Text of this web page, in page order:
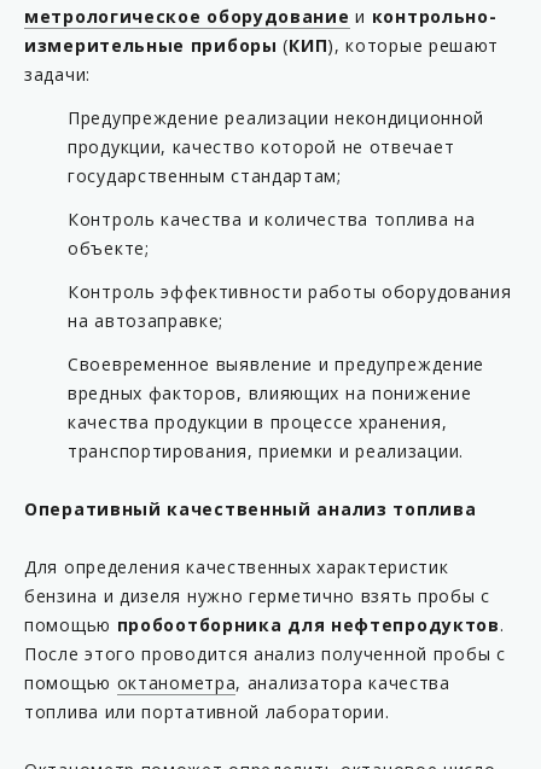
метрологическое оборудование и контрольно-
измерительные приборы (КИП), которые решают
задачи:
Предупреждение реализации некондиционной
продукции, качество которой не отвечает
государственным стандартам;
Контроль качества и количества топлива на
объекте;
Контроль эффективности работы оборудования
на автозаправке;
Своевременное выявление и предупреждение
вредных факторов, влияющих на понижение
качества продукции в процессе хранения,
транспортирования, приемки и реализации.
Оперативный качественный анализ топлива
Для определения качественных характеристик
бензина и дизеля нужно герметично взять пробы с
помощью пробоотборника для нефтепродуктов.
После этого проводится анализ полученной пробы с
помощью октанометра, анализатора качества
топлива или портативной лаборатории.